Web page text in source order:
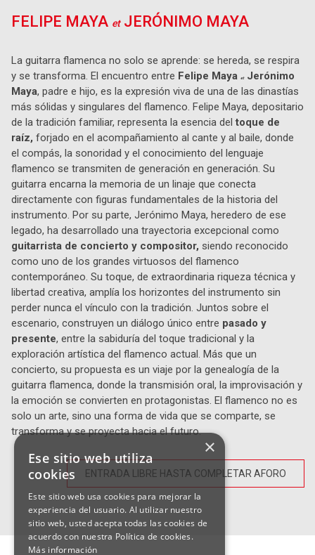
FELIPE MAYA etJERÓNIMO MAYA
La guitarra flamenca no solo se aprende: se hereda, se respira
y se transforma. El encuentro entre Felipe Maya etJerónimo
Maya, padre e hijo, es la expresión viva de una de las dinastías
más sólidas y singulares del flamenco. Felipe Maya, depositario
de la tradición familiar, representa la esencia deltoque de
raíz, forjado en el acompañamiento al cante y al baile, donde
el compás, la sonoridad y el conocimiento del lenguaje
flamenco se transmiten de generación en generación. Su
guitarra encarna la memoria de un linaje que conecta
directamente con figuras fundamentales de la historia del
instrumento. Por su parte, Jerónimo Maya, heredero de ese
legado, ha desarrollado una trayectoria excepcional como
guitarrista de concierto y compositor, siendo reconocido
como uno de los grandes virtuosos del flamenco
contemporáneo. Su toque, de extraordinaria riqueza técnica y
libertad creativa, amplía los horizontes del instrumento sin
perder nunca el vínculo con la tradición. Juntos sobre el
escenario, construyen un diálogo único entre pasado y
presente, entre la sabiduría del toque tradicional y la
exploración artística del flamenco actual. Más que un
concierto, su propuesta es un viaje por la genealogía de la
guitarra flamenca, donde la transmisión oral, la improvisación y
la emoción se convierten en protagonistas. El flamenco no es
solo un arte, sino una forma de vida que se comparte, se
transforma y se proyecta hacia el futuro.
ENTRADA LIBRE HASTA COMPLETAR AFORO
×
Ese sitio web utiliza
cookies
Este sitio web usa cookies para mejorar la
experiencia del usuario. Al utilizar nuestro
sitio web, usted acepta todas las cookies de
acuerdo con nuestra Política de cookies.
Más información